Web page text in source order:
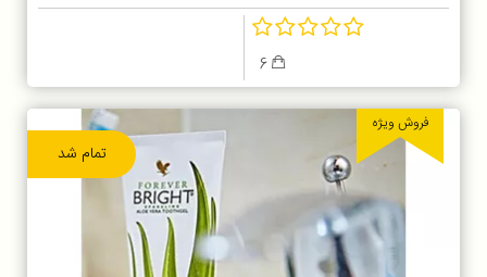
6
تمام شد
فروش ویژه